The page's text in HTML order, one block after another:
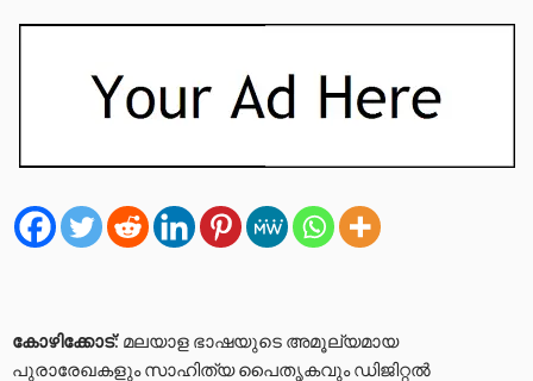
കോഴിക്കോട്: മലയാള ഭാഷയുടെ അമൂല്യമായ
പുരാരേഖകളും സാഹിത്യ പൈതൃകവും ഡിജിറ്റൽ